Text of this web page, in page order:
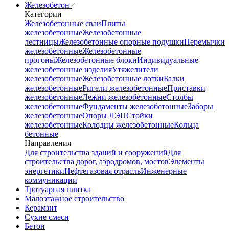
Железобетон
Категории
Железобетонные сваиПлиты
железобетонныеЖелезобетонные
лестницыЖелезобетонные опорные подушкиПеремычки
железобетонныеЖелезобетонные
прогоныЖелезобетонные блокиИндивидуальные
железобетонные изделияУтяжелители
железобетонныеЖелезобетонные лоткиБалки
железобетонныеРигели железобетонныеПриставки
железобетонныеЛежни железобетонныеСтолбы
железобетонныеФундаменты железобетонныеЗаборы
железобетонныеОпоры ЛЭПСтойки
железобетонныеКолодцы железобетонныеКольца
бетонные
Направления
Для строительства зданий и сооруженийДля
строительства дорог, аэродромов, мостовЭлементы
энергетикиНефтегазовая отрасльИнженерные
коммуникации
Тротуарная плитка
Малоэтажное строительство
Керамзит
Сухие смеси
Бетон